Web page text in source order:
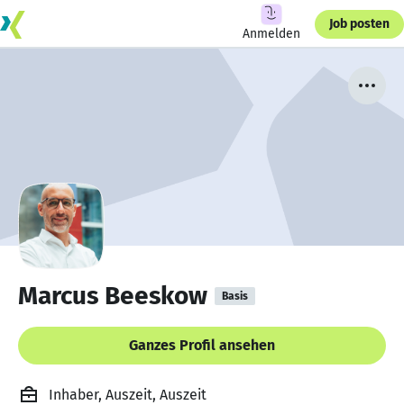
Anmelden
Job posten
Marcus Beeskow Basis
Ganzes Profil ansehen
Inhaber, Auszeit, Auszeit